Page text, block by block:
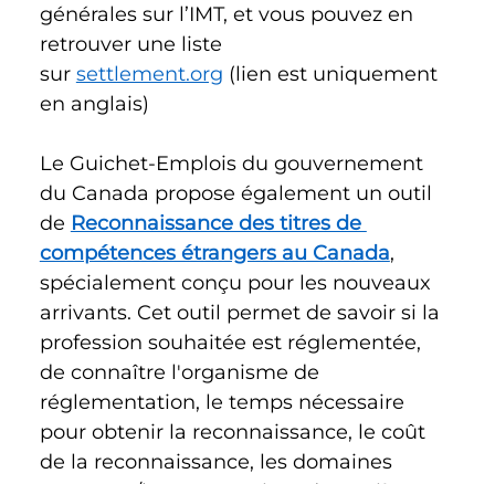
générales sur l’IMT, et vous pouvez en
retrouver une liste
sur settlement.org (lien est uniquement
en anglais)
Le Guichet-Emplois du gouvernement
du Canada propose également un outil
de Reconnaissance des titres de
compétences étrangers au Canada,
spécialement conçu pour les nouveaux
arrivants. Cet outil permet de savoir si la
profession souhaitée est réglementée,
de connaître l'organisme de
réglementation, le temps nécessaire
pour obtenir la reconnaissance, le coût
de la reconnaissance, les domaines